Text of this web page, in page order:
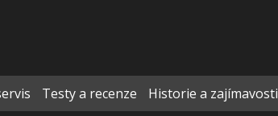
Testy a recenze Historie a zajímavosti